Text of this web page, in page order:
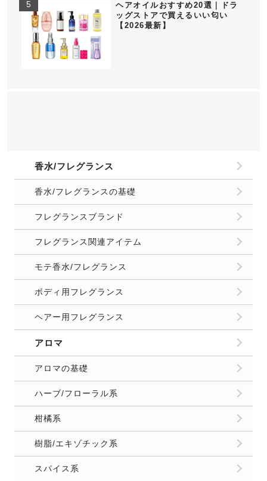
ヘアオイルおすすめ20選｜ドラ
ッグストアで買えるいい匂い
【2026最新】
香水/フレグランス
香水/フレグランスの基礎
フレグランスブランド
フレグランス関連アイテム
モテ香水/フレグランス
ボディ用フレグランス
ヘアー用フレグランス
アロマ
アロマの基礎
ハーブ/フローラル系
柑橘系
樹脂/エキゾチック系
スパイス系